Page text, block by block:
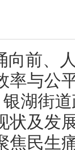
向前、
率与公
湖街
状及发
焦民生